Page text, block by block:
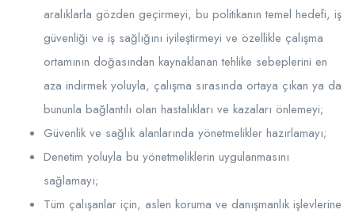
aralıklarla gözden geçirmeyi, bu politikanın temel hedefi, iş
güvenliği ve iş sağlığını iyileştirmeyi ve özellikle çalışma
ortamının doğasından kaynaklanan tehlike sebeplerini en
aza indirmek yoluyla, çalışma sırasında ortaya çıkan ya da
bununla bağlantılı olan hastalıkları ve kazaları önlemeyi;
Güvenlik ve sağlık alanlarında yönetmelikler hazırlamayı;
Denetim yoluyla bu yönetmeliklerin uygulanmasını
sağlamayı;
Tüm çalışanlar için, aslen koruma ve danışmanlık işlevlerine